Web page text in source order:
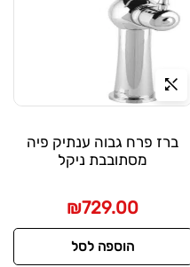
ברז פרח גבוה ענתיק פיה
מסתובבת ניקל
₪729.00
הוספה לסל